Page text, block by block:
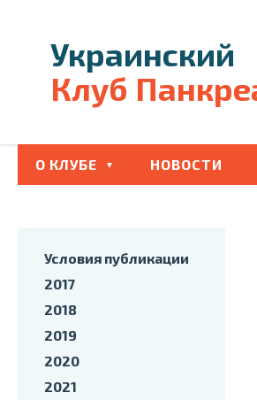
Украинский
Клуб
О КЛУБЕ НОВОСТИ
Условия публикации
2017
2018
2019
2020
2021